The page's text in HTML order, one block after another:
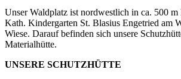
Unser Waldplatz ist nordwestlich in ca. 500
Kath. Kindergarten St. Blasius Engetried am
Wiese. Darauf befinden sich unsere
Materialhütte.
UNSERE SCHUTZHÜTTE